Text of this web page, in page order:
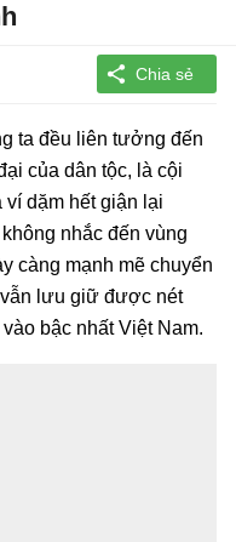
ta đều liên tưởng đến
của dân tộc, là cội
dặm hết giận lại
nhắc đến vùng
càng mạnh mẽ chuyển
lưu giữ được nét
bậc nhất Việt Nam.